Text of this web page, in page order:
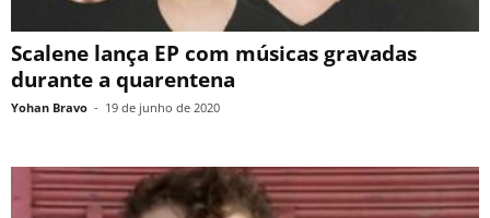
Scalene lança EP com músicas gravadas
durante a quarentena
Yohan Bravo - 19 de junho de 2020